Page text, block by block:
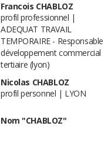
Francois CHABLOZ
profil professionnel |
ADEQUAT TRAVAIL
TEMPORAIRE - Responsable
développement commercial
tertiaire (lyon)
Nicolas CHABLOZ
profil personnel | LYON
Nom "CHABLOZ"